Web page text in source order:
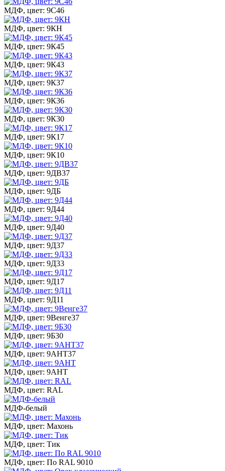
МДФ, цвет: 9С46
МДФ, цвет: 9КН
МДФ, цвет: 9К45
МДФ, цвет: 9К43
МДФ, цвет: 9К37
МДФ, цвет: 9К36
МДФ, цвет: 9К30
МДФ, цвет: 9К17
МДФ, цвет: 9К10
МДФ, цвет: 9ДВ37
МДФ, цвет: 9ДБ
МДФ, цвет: 9Д44
МДФ, цвет: 9Д40
МДФ, цвет: 9Д37
МДФ, цвет: 9Д33
МДФ, цвет: 9Д17
МДФ, цвет: 9Д11
МДФ, цвет: 9Венге37
МДФ, цвет: 9Б30
МДФ, цвет: 9АНТ37
МДФ, цвет: 9АНТ
МДФ, цвет: RAL
МДФ-белый
МДФ, цвет: Махонь
МДФ, цвет: Тик
МДФ, цвет: По RAL 9010